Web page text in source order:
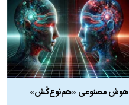
هوش مصنوعی «هم‌نوع‌کُش»